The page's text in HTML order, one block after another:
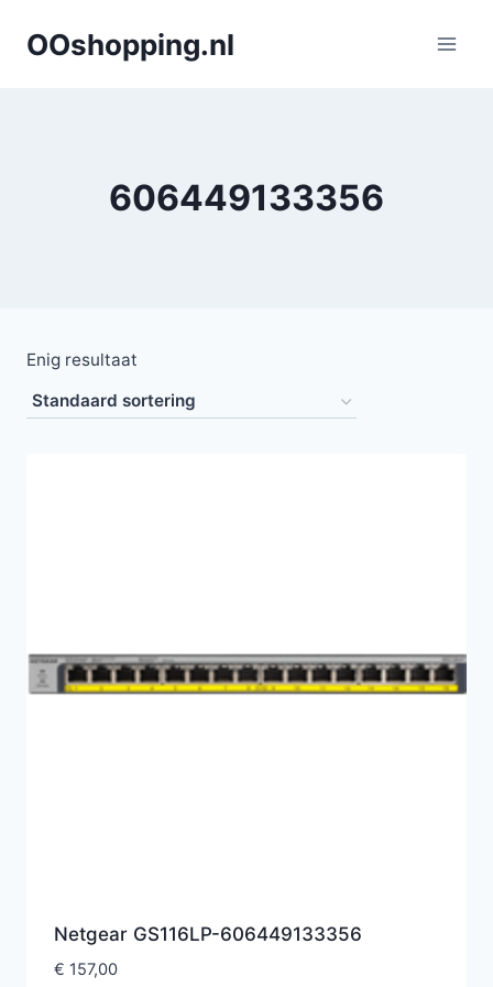
naarOOshopping.nl
606449133356
Enig resultaat
Netgear GS116LP-606449133356
€ 157,00